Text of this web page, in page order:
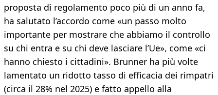
proposta di regolamento poco più di un anno fa,
ha salutato l’accordo come «un passo molto
importante per mostrare che abbiamo il controllo
su chi entra e su chi deve lasciare l’Ue», come «ci
hanno chiesto i cittadini». Brunner ha più volte
lamentato un ridotto tasso di efficacia dei rimpatri
(circa il 28% nel 2025) e fatto appello alla